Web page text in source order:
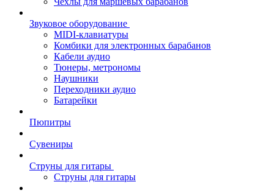
Звуковое оборудование
MIDI-клавиатуры
Комбики для электронных барабанов
Кабели аудио
Тюнеры, метрономы
Наушники
Переходники аудио
Батарейки
Пюпитры
Сувениры
Струны для гитары
Струны для гитары